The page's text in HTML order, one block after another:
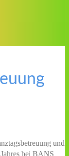
und
bei BANS